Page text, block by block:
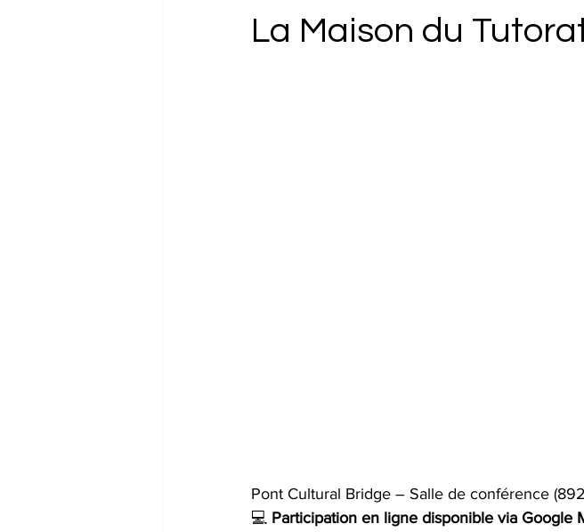
La Maison du
Pont Cultural Bridge – Salle de conférence
💻 Participation en ligne disponible via Google